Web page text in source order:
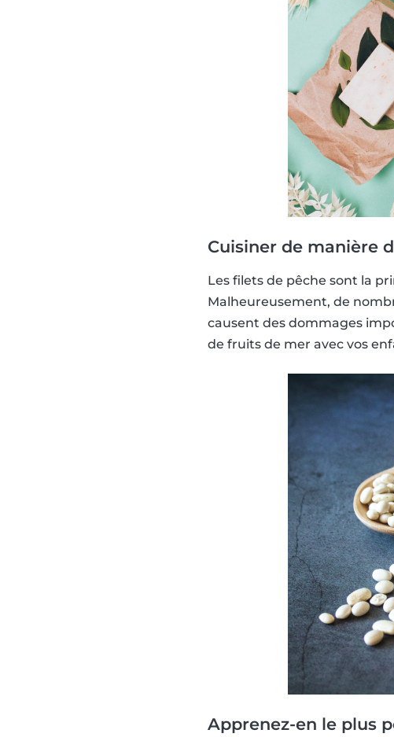
Cuisiner de manière
Les filets de pêche sont la
Malheureusement, de
causent des dommages
de fruits de mer avec vos
Apprenez-en le plus